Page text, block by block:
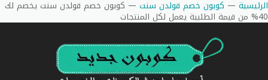
الرئيسية — كوبون خصم قولدن سنت — كوبون خصم قولدن سنت يخصم لك
40% من قيمة الطلبية يعمل لكل المنتجات